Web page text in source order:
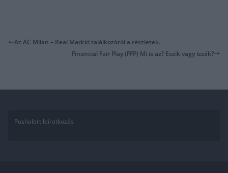
Az AC Milan – Real Madrid találkozóról a részletek.
Financial Fair Play (FFP) Mi is az? Eszik vagy iszák?
Pushalert leíratkozás